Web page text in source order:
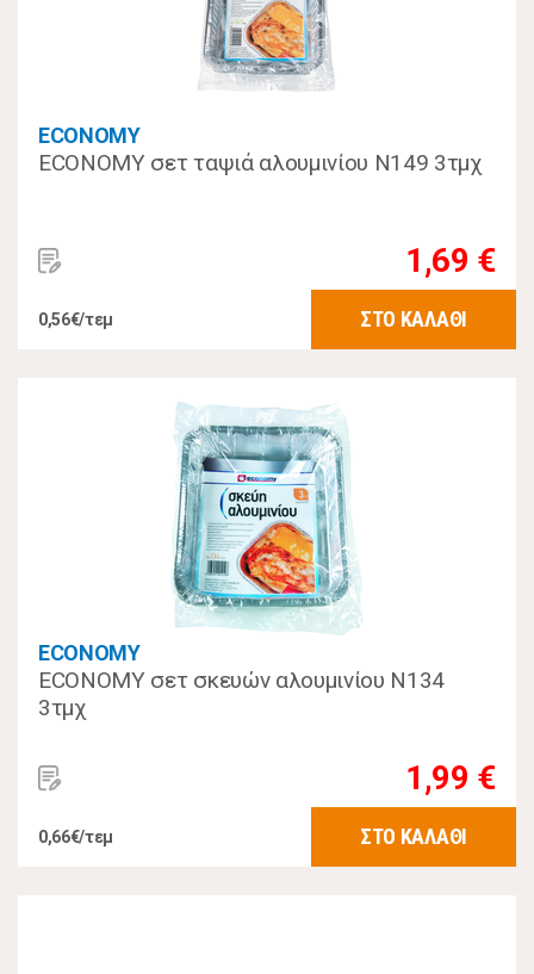
ECONOMY
ECONOMY σετ ταψιά αλουμινίου Ν149 3τμχ
1,69 €
0,56€/τεμ ΣΤΟ ΚΑΛΑΘΙ
ECONOMY
ECONOMY σετ σκευών αλουμινίου Ν134
3τμχ
1,99 €
0,66€/τεμ ΣΤΟ ΚΑΛΑΘΙ